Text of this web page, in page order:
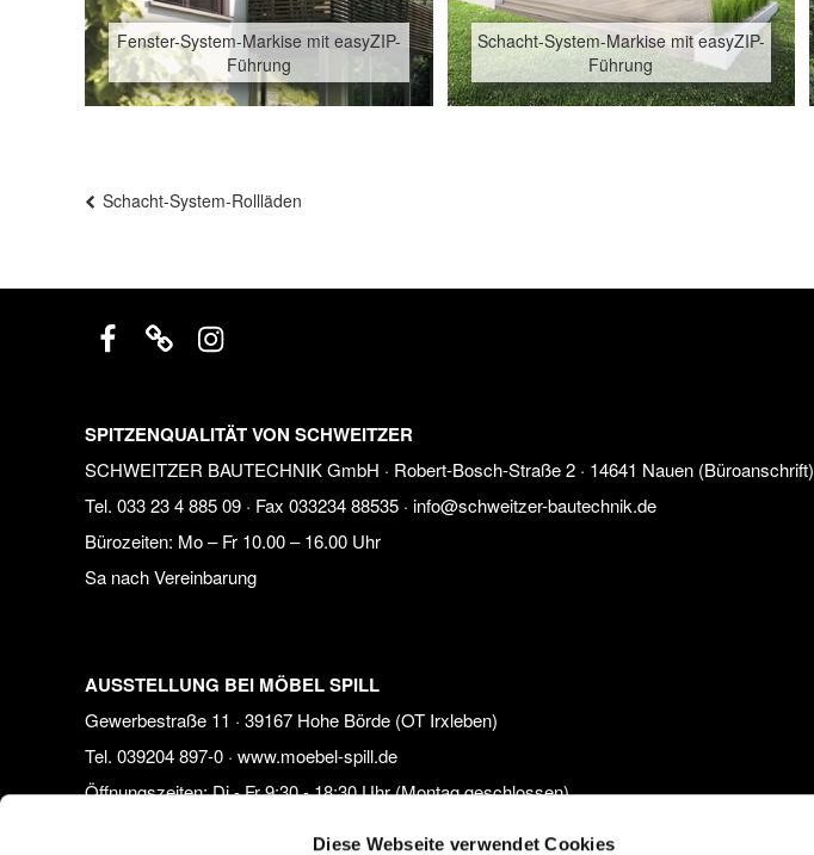
Diese Webseite verwendet Cookies
Fenster-System-Markise mit easyZIP-
Führung
Schacht-System-Markise mit easyZIP-
Führung
Beitragsnavigation
Schacht-System-Rollläden
SPITZENQUALITÄT VON SCHWEITZER
SCHWEITZER BAUTECHNIK GmbH · Robert-Bosch-Straße 2 · 14641 Nauen (Büroanschrift)
Tel. 033 23 4 885 09 · Fax 033234 88535 · info@schweitzer-bautechnik.de
Bürozeiten: Mo – Fr 10.00 – 16.00 Uhr
Sa nach Vereinbarung
AUSSTELLUNG BEI MÖBEL SPILL
Gewerbestraße 11 · 39167 Hohe Börde (OT Irxleben)
Tel. 039204 897-0 · www.moebel-spill.de
Öffnungszeiten: Di - Fr 9:30 - 18:30 Uhr (Montag geschlossen)